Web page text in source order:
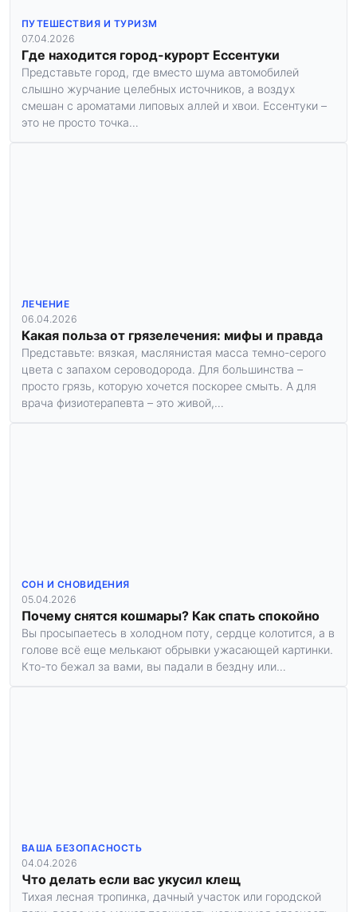
ПУТЕШЕСТВИЯ И ТУРИЗМ
07.04.2026
Где находится город-курорт Ессентуки
Представьте город, где вместо шума автомобилей
слышно журчание целебных источников, а воздух
смешан с ароматами липовых аллей и хвои. Ессентуки –
это не просто точка…
ЛЕЧЕНИЕ
06.04.2026
Какая польза от грязелечения: мифы и правда
Представьте: вязкая, маслянистая масса темно-серого
цвета с запахом сероводорода. Для большинства –
просто грязь, которую хочется поскорее смыть. А для
врача физиотерапевта – это живой,…
СОН И СНОВИДЕНИЯ
05.04.2026
Почему снятся кошмары? Как спать спокойно
Вы просыпаетесь в холодном поту, сердце колотится, а в
голове всё еще мелькают обрывки ужасающей картинки.
Кто-то бежал за вами, вы падали в бездну или…
ВАША БЕЗОПАСНОСТЬ
04.04.2026
Что делать если вас укусил клещ
Тихая лесная тропинка, дачный участок или городской